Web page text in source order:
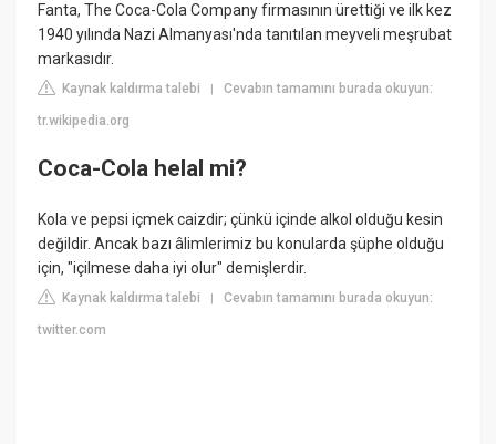
Fanta, The Coca-Cola Company firmasının ürettiği ve ilk kez
1940 yılında Nazi Almanyası'nda tanıtılan meyveli meşrubat
markasıdır.
Kaynak kaldırma talebi |Cevabın tamamını burada okuyun:
tr.wikipedia.org
Coca-Cola helal mi?
Kola ve pepsi içmek caizdir; çünkü içinde alkol olduğu kesin
değildir. Ancak bazı âlimlerimiz bu konularda şüphe olduğu
için, "içilmese daha iyi olur" demişlerdir.
Kaynak kaldırma talebi |Cevabın tamamını burada okuyun:
twitter.com